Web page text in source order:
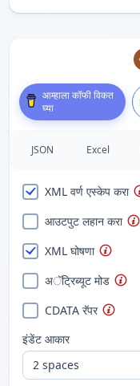
आम्हाला कॉफी विकत
घ्या
JSON Excel
XML वर्ण एस्केप करा
आउटपुट लहान करा
XML घोषणा
अॅट्रिब्यूट मोड
CDATA रॅपर
इंडेंट आकार